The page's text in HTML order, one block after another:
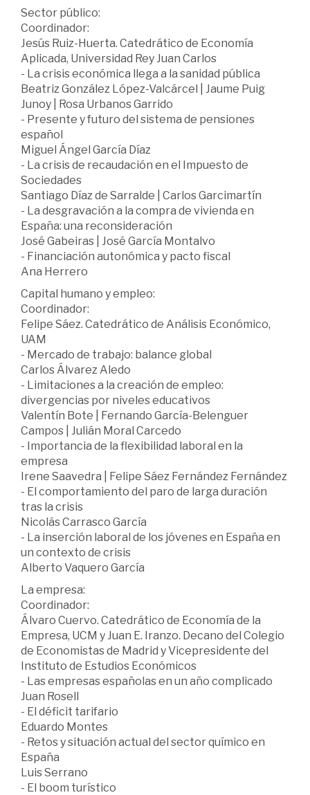
Sector público:
Coordinador:
Jesús Ruiz-Huerta. Catedrático de Economía
Aplicada, Universidad Rey Juan Carlos
- La crisis económica llega a la sanidad pública
Beatriz González López-Valcárcel | Jaume Puig
Junoy | Rosa Urbanos Garrido
- Presente y futuro del sistema de pensiones
español
Miguel Ángel García Díaz
- La crisis de recaudación en el Impuesto de
Sociedades
Santiago Díaz de Sarralde | Carlos Garcimartín
- La desgravación a la compra de vivienda en
España: una reconsideración
José Gabeiras | José García Montalvo
- Financiación autonómica y pacto fiscal
Ana Herrero
Capital humano y empleo:
Coordinador:
Felipe Sáez. Catedrático de Análisis Económico,
UAM
- Mercado de trabajo: balance global
Carlos Álvarez Aledo
- Limitaciones a la creación de empleo:
divergencias por niveles educativos
Valentín Bote | Fernando García-Belenguer
Campos | Julián Moral Carcedo
- Importancia de la flexibilidad laboral en la
empresa
Irene Saavedra | Felipe Sáez Fernández Fernández
- El comportamiento del paro de larga duración
tras la crisis
Nicolás Carrasco García
- La inserción laboral de los jóvenes en España en
un contexto de crisis
Alberto Vaquero García
La empresa:
Coordinador:
Álvaro Cuervo. Catedrático de Economía de la
Empresa, UCM y Juan E. Iranzo. Decano del Colegio
de Economistas de Madrid y Vicepresidente del
Instituto de Estudios Económicos
- Las empresas españolas en un año complicado
Juan Rosell
- El déficit tarifario
Eduardo Montes
- Retos y situación actual del sector químico en
España
Luis Serrano
- El boom turístico